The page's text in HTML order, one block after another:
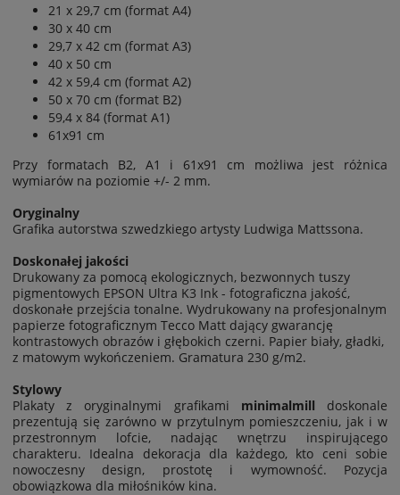
21 x 29,7 cm (format A4)
30 x 40 cm
29,7 x 42 cm (format A3)
40 x 50 cm
42 x 59,4 cm (format A2)
50 x 70 cm (format B2)
59,4 x 84 (format A1)
61x91 cm
Przy formatach B2, A1 i 61x91 cm możliwa jest różnica
wymiarów na poziomie +/- 2 mm.
Oryginalny
Grafika autorstwa szwedzkiego artysty Ludwiga Mattssona.
Doskonałej jakości
Drukowany za pomocą ekologicznych, bezwonnych tuszy
pigmentowych EPSON Ultra K3 Ink - fotograficzna jakość,
doskonałe przejścia tonalne. Wydrukowany na profesjonalnym
papierze fotograficznym Tecco Matt dający gwarancję
kontrastowych obrazów i głębokich czerni. Papier biały, gładki,
z matowym wykończeniem. Gramatura 230 g/m2.
Stylowy
Plakaty z oryginalnymi grafikami minimalmill doskonale
prezentują się zarówno w przytulnym pomieszczeniu, jak i w
przestronnym lofcie, nadając wnętrzu inspirującego
charakteru. Idealna dekoracja dla każdego, kto ceni sobie
nowoczesny design, prostotę i wymowność. Pozycja
obowiązkowa dla miłośników kina.